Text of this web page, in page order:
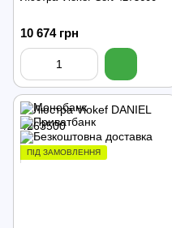
10 674 грн
ПІД ЗАМОВЛЕННЯ